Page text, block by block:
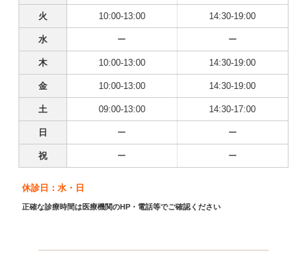
火 10:00-13:00 14:30-19:00
水 ー ー
木 10:00-13:00 14:30-19:00
金 10:00-13:00 14:30-19:00
土 09:00-13:00 14:30-17:00
日 ー ー
祝 ー ー
休診日：水・日
正確な診療時間は医療機関のHP・電話等でご確認ください